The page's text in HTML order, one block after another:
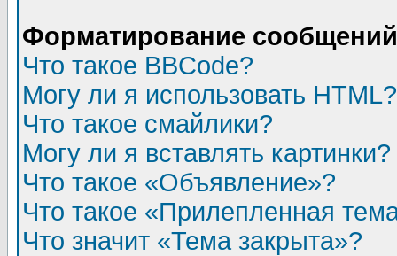
Форматирование
Что такое BBCode?
Могу ли я использовать HTML?
Что такое смайлики?
Могу ли я вставлять картинки?
Что такое «Объявление»?
Что такое «Прилепленная
Что значит «Тема закрыта»?